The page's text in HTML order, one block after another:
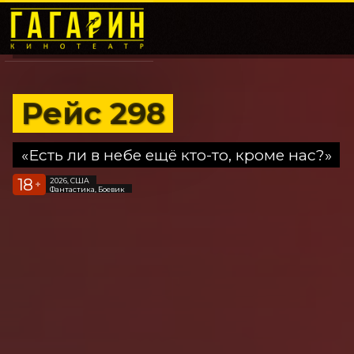
Рейс 298
«Есть ли в небе ещё кто-то, кроме нас?»
18 +
2026, США
Фантастика, Боевик